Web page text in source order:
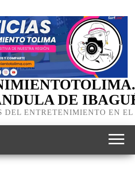
DE
DEL ENTRETENIMIENTO EN